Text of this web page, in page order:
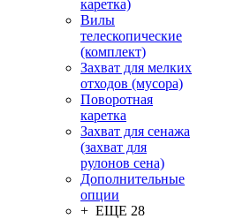
каретка)
Вилы
телескопические
(комплект)
Захват для мелких
отходов (мусора)
Поворотная
каретка
Захват для сенажа
(захват для
рулонов сена)
Дополнительные
опции
+ ЕЩЕ 28